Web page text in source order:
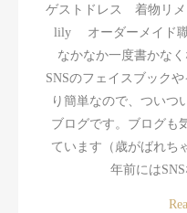
ゲストドレス 着物リ
lily オーダーメイド
なかなか一度書かな
SNSのフェイスブック
り簡単なので、ついつ
ブログです。ブログも
ています（歳がばれち
年前には